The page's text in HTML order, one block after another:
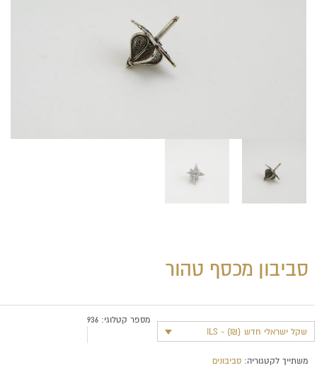
סביבון מכסף טהור
שקל ישראלי חדש (₪) - ILS
מספר קטלוגי:936
משתייך לקטגוריה: סביבונים